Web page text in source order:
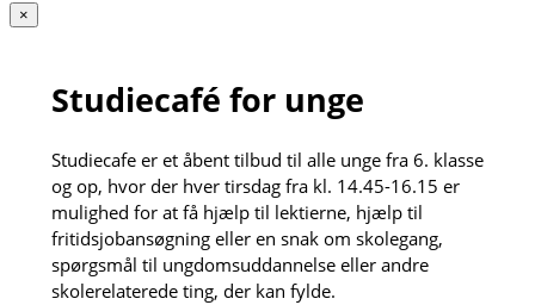
×
Studiecafé for unge
Studiecafe er et åbent tilbud til alle unge fra 6. klasse
og op, hvor der hver tirsdag fra kl. 14.45-16.15 er
mulighed for at få hjælp til lektierne, hjælp til
fritidsjobansøgning eller en snak om skolegang,
spørgsmål til ungdomsuddannelse eller andre
skolerelaterede ting, der kan fylde.